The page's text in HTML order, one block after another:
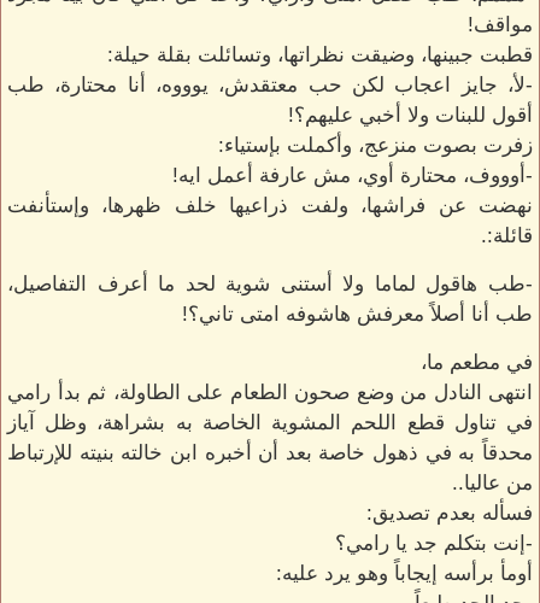
مواقف!
قطبت جبينها، وضيقت نظراتها، وتسائلت بقلة حيلة:
-لأ، جايز اعجاب لكن حب معتقدش، يوووه، أنا محتارة، طب
أقول للبنات ولا أخبي عليهم؟!
زفرت بصوت منزعج، وأكملت بإستياء:
-أوووف، محتارة أوي، مش عارفة أعمل ايه!
نهضت عن فراشها، ولفت ذراعيها خلف ظهرها، وإستأنفت
قائلة:.
-طب هاقول لماما ولا أستنى شوية لحد ما أعرف التفاصيل،
طب أنا أصلاً معرفش هاشوفه امتى تاني؟!
في مطعم ما،
انتهى النادل من وضع صحون الطعام على الطاولة، ثم بدأ رامي
في تناول قطع اللحم المشوية الخاصة به بشراهة، وظل آياز
محدقاً به في ذهول خاصة بعد أن أخبره ابن خالته بنيته للإرتباط
من عاليا..
فسأله بعدم تصديق:
-إنت بتكلم جد يا رامي؟
أومأ برأسه إيجاباً وهو يرد عليه: